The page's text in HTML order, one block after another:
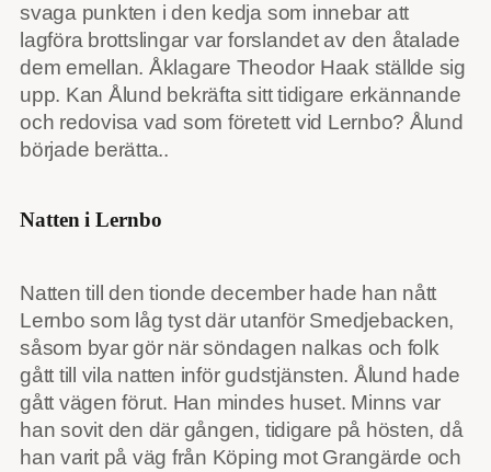
svaga punkten i den kedja som innebar att
lagföra brottslingar var forslandet av den åtalade
dem emellan. Åklagare Theodor Haak ställde sig
upp. Kan Ålund bekräfta sitt tidigare erkännande
och redovisa vad som företett vid Lernbo? Ålund
började berätta..
Natten i Lernbo
Natten till den tionde december hade han nått
Lernbo som låg tyst där utanför Smedjebacken,
såsom byar gör när söndagen nalkas och folk
gått till vila natten inför gudstjänsten. Ålund hade
gått vägen förut. Han mindes huset. Minns var
han sovit den där gången, tidigare på hösten, då
han varit på väg från Köping mot Grangärde och